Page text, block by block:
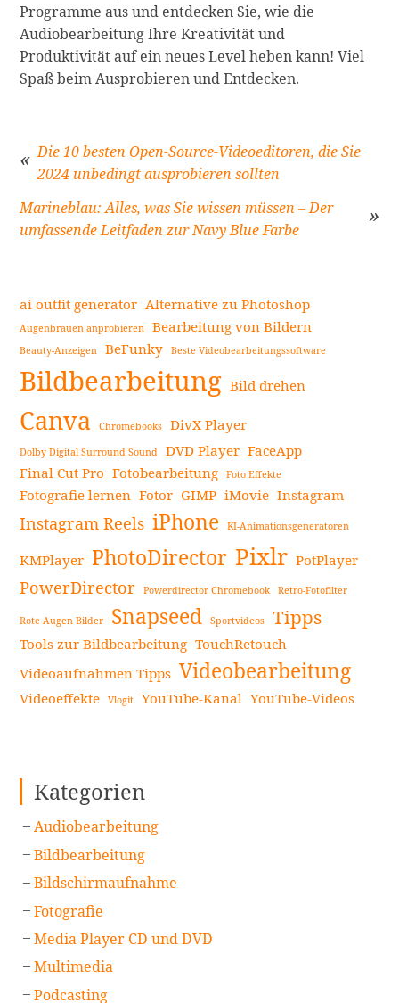
Programme aus und entdecken Sie, wie die
Audiobearbeitung Ihre Kreativität und
Produktivität auf ein neues Level heben kann! Viel
Spaß beim Ausprobieren und Entdecken.
Beitragsnavigation
Die 10 besten Open-Source-Videoeditoren, die Sie
2024 unbedingt ausprobieren sollten
Marineblau: Alles, was Sie wissen müssen – Der
umfassende Leitfaden zur Navy Blue Farbe
Seitenleiste
ai outfit generator Alternative zu Photoshop
Augenbrauen anprobieren Bearbeitung von Bildern
Beauty-Anzeigen BeFunky Beste Videobearbeitungssoftware
Bildbearbeitung Bild drehen
Canva Chromebooks DivX Player
Dolby Digital Surround Sound DVD Player FaceApp
Final Cut Pro Fotobearbeitung Foto Effekte
Fotografie lernen Fotor GIMP iMovie Instagram
Instagram Reels iPhone KI-Animationsgeneratoren
KMPlayer PhotoDirector Pixlr PotPlayer
PowerDirector Powerdirector Chromebook Retro-Fotofilter
Rote Augen Bilder Snapseed Sportvideos Tipps
Tools zur Bildbearbeitung TouchRetouch
Videoaufnahmen Tipps Videobearbeitung
Videoeffekte Vlogit YouTube-Kanal YouTube-Videos
Kategorien
Audiobearbeitung
Bildbearbeitung
Bildschirmaufnahme
Fotografie
Media Player CD und DVD
Multimedia
Podcasting